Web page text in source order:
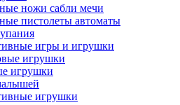
ножи сабли мечи
пистолеты автоматы
игры и игрушки
игрушки
игрушки
игрушки